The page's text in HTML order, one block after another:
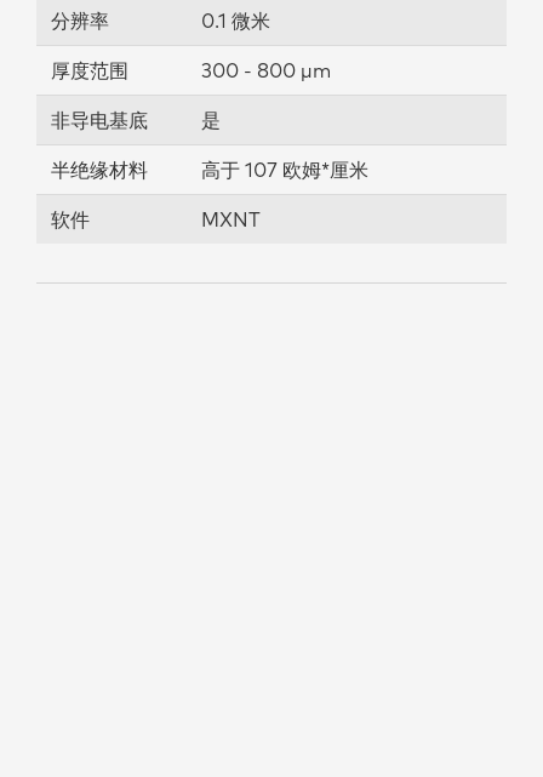
分辨率 0.1 微米
厚度范围 300 - 800 µm
非导电基底 是
半绝缘材料 高于 107 欧姆*厘米
软件 MXNT